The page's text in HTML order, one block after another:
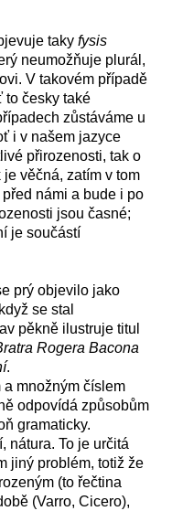
taky fysis
neumožňuje plurál,
V takovém případě
to česky také
zůstáváme u
i v našem jazyce
přirozenosti, tak o
věčná, zatím v tom
námi a bude i po
jsou časné;
je součástí
prý objevilo jako
se stal
pěkně ilustruje titul
Rogera Bacona
.
a množným číslem
odpovídá způsobům
gramaticky.
nátura. To je určitá
jiný problém, totiž že
(to řečtina
(Varro, Cicero),